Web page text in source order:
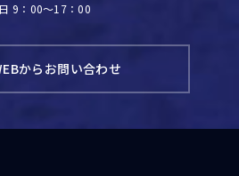
9：00～17：00
からお問い合わせ